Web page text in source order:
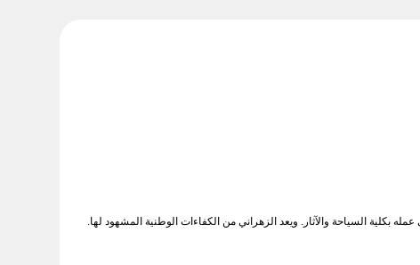
بكلية السياحة والآثار. ويعد الزهراني من الكفاءات الوطنية المشهود لها.